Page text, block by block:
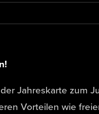
Jahreskarte zum
Vorteilen wie